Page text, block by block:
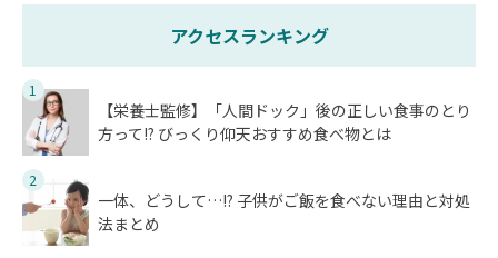
アクセスランキング
1
【栄養士監修】「人間ドック」後の正しい食事のとり
方って!? びっくり仰天おすすめ食べ物とは
2
一体、どうして…!? 子供がご飯を食べない理由と対処
法まとめ